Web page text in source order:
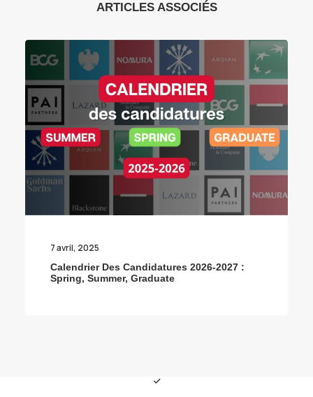
ARTICLES ASSOCIÉS
7 avril, 2025
Calendrier Des Candidatures 2026-2027 :
Spring, Summer, Graduate